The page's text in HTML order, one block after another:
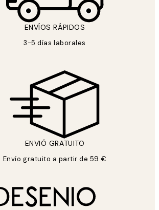
ENVÍOS RÁPIDOS
3-5 días laborales
ENVIÓ GRATUITO
Envío gratuito a partir de 59 €